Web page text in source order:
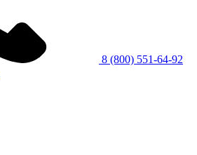
8 (800) 551-64-92